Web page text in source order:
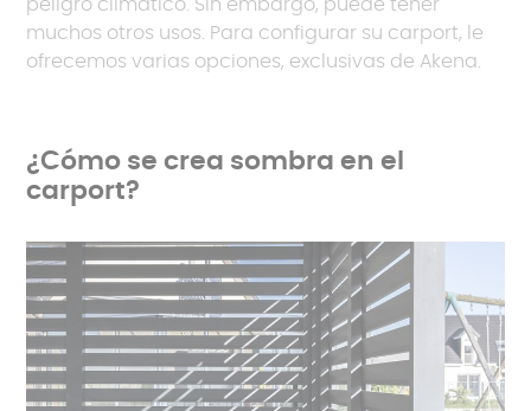
peligro climático. Sin embargo, puede tener
muchos otros usos. Para configurar su carport, le
ofrecemos varias opciones, exclusivas de Akena.
¿Cómo se crea sombra en el
carport?